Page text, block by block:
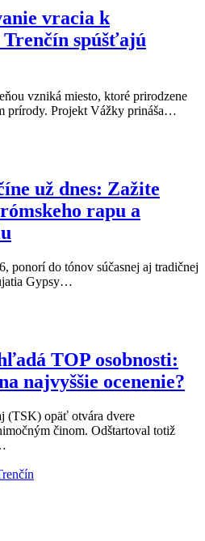
vracia k
spúšťajú
vzniká miesto, ktoré prirodzene
prírody. Projekt Vážky prináša…
už dnes: Zažite
rapu a
ponorí do tónov súčasnej aj tradičnej
Gypsy…
TOP osobnosti:
najvyššie ocenenie?
(TSK) opäť otvára dvere
činom. Odštartoval totiž